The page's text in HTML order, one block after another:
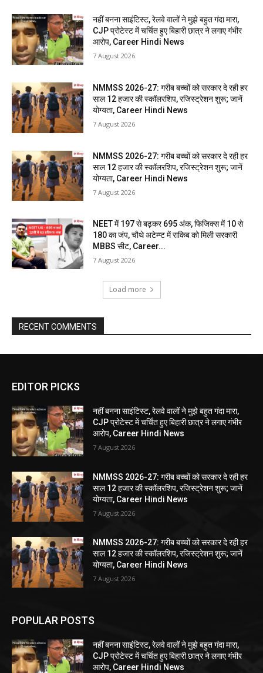
नहीं बनना साइंटिस्ट, रेलवे वालों ने मुझे बहुत गंदा मारा,
CJP प्रोटेस्ट में चर्चित हुए बिहारी छात्र ने लगाए गंभीर
आरोप, Career Hindi News
7 August 2026
NMMSS 2026-27: गरीब बच्चों को सरकार दे रही हर
साल 12 हजार की स्कॉलरशिप, रजिस्ट्रेशन शुरू; जानें
योग्यता, Career Hindi News
7 August 2026
NMMSS 2026-27: गरीब बच्चों को सरकार दे रही हर
साल 12 हजार की स्कॉलरशिप, रजिस्ट्रेशन शुरू; जानें
योग्यता, Career Hindi News
7 August 2026
NEET में 197 से बढ़कर 695 अंक, फिजिक्स में 10 से
180 का जंप, चौथे अटेम्प्ट में राकिब को मिली सरकारी
MBBS सीट, Career...
7 August 2026
Load more
RECENT COMMENTS
EDITOR PICKS
नहीं बनना साइंटिस्ट, रेलवे वालों ने मुझे बहुत गंदा मारा,
CJP प्रोटेस्ट में चर्चित हुए बिहारी छात्र ने लगाए गंभीर
आरोप, Career Hindi News
7 August 2026
NMMSS 2026-27: गरीब बच्चों को सरकार दे रही हर
साल 12 हजार की स्कॉलरशिप, रजिस्ट्रेशन शुरू; जानें
योग्यता, Career Hindi News
7 August 2026
NMMSS 2026-27: गरीब बच्चों को सरकार दे रही हर
साल 12 हजार की स्कॉलरशिप, रजिस्ट्रेशन शुरू; जानें
योग्यता, Career Hindi News
7 August 2026
POPULAR POSTS
नहीं बनना साइंटिस्ट, रेलवे वालों ने मुझे बहुत गंदा मारा,
CJP प्रोटेस्ट में चर्चित हुए बिहारी छात्र ने लगाए गंभीर
आरोप, Career Hindi News